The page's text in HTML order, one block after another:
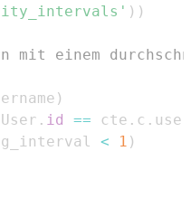
) )
mit einem
)
User . id == cte . c . user
< 1 )